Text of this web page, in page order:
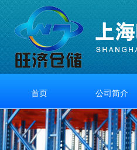
首页 公司简介